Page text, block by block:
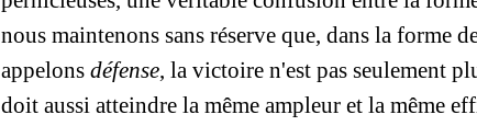
nous maintenons sans réserve que, dans la forme
appelons défense, la victoire n'est pas seulement
doit aussi atteindre la même ampleur et la même